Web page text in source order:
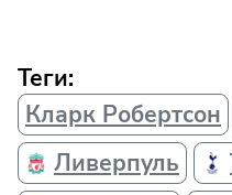
Теги:
Кларк Робертсон
Ливерпуль